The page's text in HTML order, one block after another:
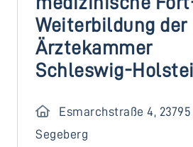
Weiterbildung der
Ärztekammer
Schleswig-
Esmarchstraße 4, 23795
Segeberg